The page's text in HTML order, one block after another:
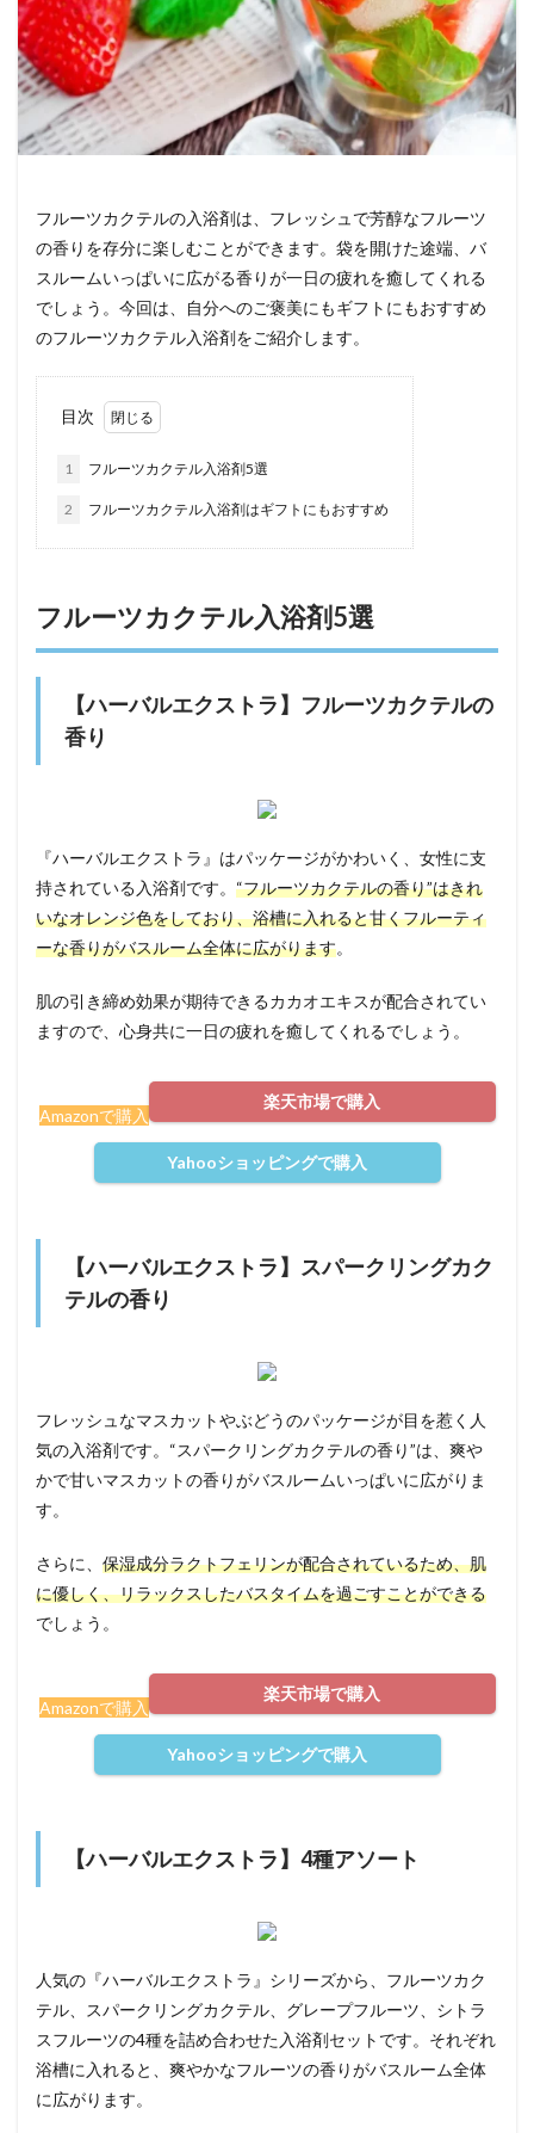
フルーツカクテルの入浴剤は、フレッシュで芳醇なフルーツ
の香りを存分に楽しむことができます。袋を開けた途端、バ
スルームいっぱいに広がる香りが一日の疲れを癒してくれる
でしょう。今回は、自分へのご褒美にもギフトにもおすすめ
のフルーツカクテル入浴剤をご紹介します。
目次
1 フルーツカクテル入浴剤5選
2 フルーツカクテル入浴剤はギフトにもおすすめ
フルーツカクテル入浴剤5選
【ハーバルエクストラ】フルーツカクテルの
香り
『ハーバルエクストラ』はパッケージがかわいく、女性に支
持されている入浴剤です。 “フルーツカクテルの香り”はきれ
いなオレンジ色をしており、浴槽に入れると甘くフルーティ
ーな香りがバスルーム全体に広がります。
肌の引き締め効果が期待できるカカオエキスが配合されてい
ますので、心身共に一日の疲れを癒してくれるでしょう。
Amazonで購入
楽天市場で購入
Yahooショッピングで購入
【ハーバルエクストラ】スパークリングカク
テルの香り
フレッシュなマスカットやぶどうのパッケージが目を惹く人
気の入浴剤です。“スパークリングカクテルの香り”は、爽や
かで甘いマスカットの香りがバスルームいっぱいに広がりま
す。
さらに、 保湿成分ラクトフェリンが配合されているため、肌
に優しく、リラックスしたバスタイムを過ごすことができる
でしょう。
Amazonで購入
楽天市場で購入
Yahooショッピングで購入
【ハーバルエクストラ】4種アソート
人気の『ハーバルエクストラ』シリーズから、フルーツカク
テル、スパークリングカクテル、グレープフルーツ、シトラ
スフルーツの4種を詰め合わせた入浴剤セットです。それぞれ
浴槽に入れると、爽やかなフルーツの香りがバスルーム全体
に広がります。